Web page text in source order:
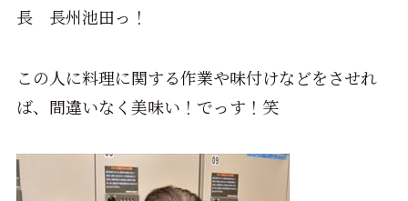
長 長州池田っ！
この人に料理に関する作業や味付けなどをさせれ
ば、間違いなく美味い！でっす！笑